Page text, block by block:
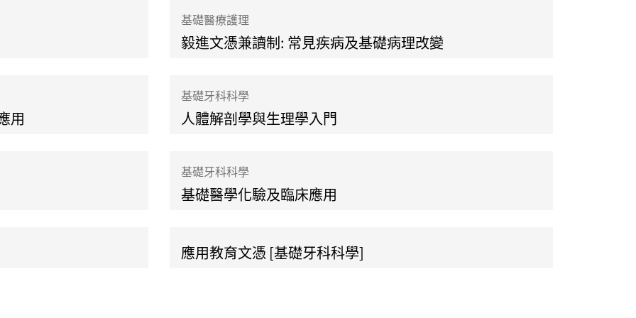
基礎醫療護理
毅進文憑兼讀制: 常見疾病及基礎病理改變
用
基礎牙科科學
人體解剖學與生理學入門
基礎牙科科學
基礎醫學化驗及臨床應用
應用教育文憑 [基礎牙科科學]